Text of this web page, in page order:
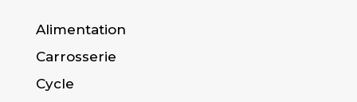
Alimentation
Carrosserie
Cycle